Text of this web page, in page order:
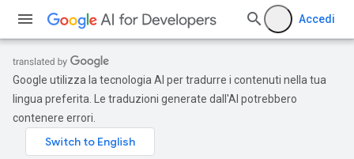
Accedi
Google utilizza la tecnologia AI per tradurre i contenuti nella tua
lingua preferita. Le traduzioni generate dall'AI potrebbero
contenere errori.